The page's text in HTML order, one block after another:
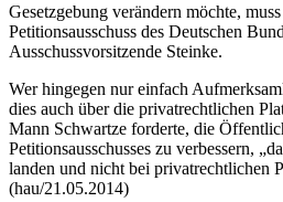
Gesetzgebung verändern möchte,
Petitionsausschuss des Deutschen
Ausschussvorsitzende Steinke.
Wer hingegen nur einfach
dies auch über die privatrechtlichen
Mann Schwartze forderte, die
Petitionsausschusses zu verbessern,
landen und nicht bei privatrechtlichen
(hau/21.05.2014)